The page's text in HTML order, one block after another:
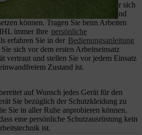
macht Freude und lässt Sie über sich
Sie dabei auf eine wirkungsvolle und
können. Tragen Sie beim Arbeiten
immer Ihre persönliche
erfahren Sie in der Bedienungsanleitung
sich vor dem ersten Arbeitseinsatz
vertraut und stellen Sie vor jedem Einsatz
Zustand ist.
auf Wunsch jedes Gerät für den
Sie bezüglich der Schutzkleidung zu
Sie in aller Ruhe anprobieren können.
eine persönliche Schutzausrüstung kein
ist.